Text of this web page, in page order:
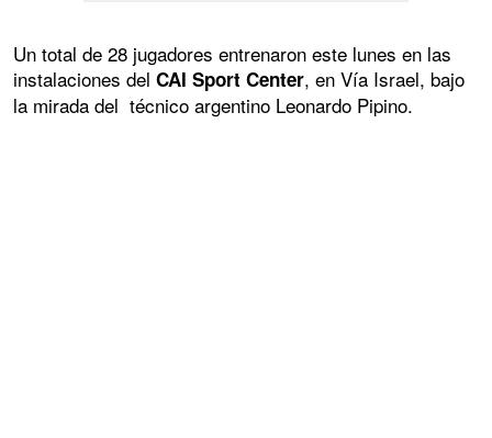
Un total de 28 jugadores entrenaron este lunes en las
instalaciones del CAI Sport Center, en Vía Israel, bajo
la mirada del técnico argentino Leonardo Pipino.